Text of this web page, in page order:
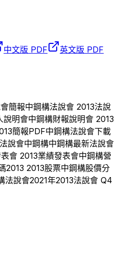
中文版 PDF 英文版 PDF
簡報中鋼構法說會 2013法說
說明會中鋼構財報說明會 2013
簡報PDF中鋼構法說會下載
法說會中鋼構中鋼構最新法說會
會 2013業績發表會中鋼構營
2013 2013股票中鋼構股價分
法說會2021年2013法說會 Q4